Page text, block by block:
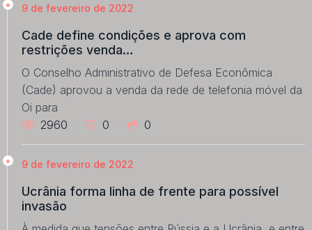
9 de fevereiro de 2022
Cade define condições e aprova com
restrições venda…
O Conselho Administrativo de Defesa Econômica
(Cade) aprovou a venda da rede de telefonia móvel da
Oi para
2960
0 0
9 de fevereiro de 2022
Ucrânia forma linha de frente para possível
invasão